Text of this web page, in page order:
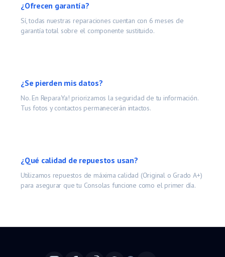
¿Ofrecen garantía?
Sí, todas nuestras reparaciones cuentan con 6 meses de
garantía total sobre el componente sustituido.
¿Se pierden mis datos?
No. En ReparaYa! priorizamos la seguridad de tu información.
Tus fotos y contactos permanecerán intactos.
¿Qué calidad de repuestos usan?
Utilizamos repuestos de máxima calidad (Original o Grado A+)
para asegurar que tu Consolas funcione como el primer día.